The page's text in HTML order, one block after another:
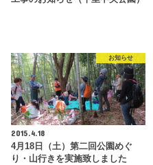
お知らせ
2015.4.18
4月18日（土）第二回公園めぐ
り・山行きを実施致しました